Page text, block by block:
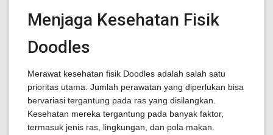
Menjaga Kesehatan Fisik
Doodles
Merawat kesehatan fisik Doodles adalah salah satu
prioritas utama. Jumlah perawatan yang diperlukan bisa
bervariasi tergantung pada ras yang disilangkan.
Kesehatan mereka tergantung pada banyak faktor,
termasuk jenis ras, lingkungan, dan pola makan.